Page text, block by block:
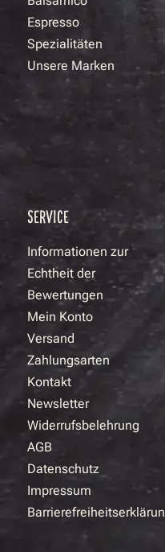
Espresso
Spezialitäten
Unsere Marken
SERVICE
Informationen zur
Echtheit der
Bewertungen
Mein Konto
Versand
Zahlungsarten
Kontakt
Newsletter
Widerrufsbelehrung
AGB
Datenschutz
Impressum